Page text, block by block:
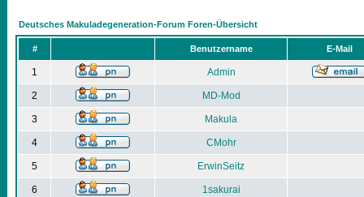
Deutsches Makuladegeneration-Forum Foren-Übersicht
# Benutzername E-Mail
1 Admin
2 MD-Mod
3 Makula
4 CMohr
5 ErwinSeitz
6 1sakurai